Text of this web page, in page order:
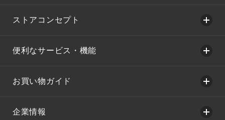
ストアコンセプト
便利なサービス・機能
お買い物ガイド
企業情報